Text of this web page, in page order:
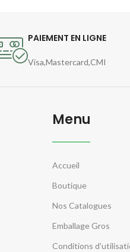
PAIEMENT EN LIGNE
Visa,Mastercard,CMI
Menu
Accueil
Boutique
Nos Catalogues
Emballage Gros
Conditions